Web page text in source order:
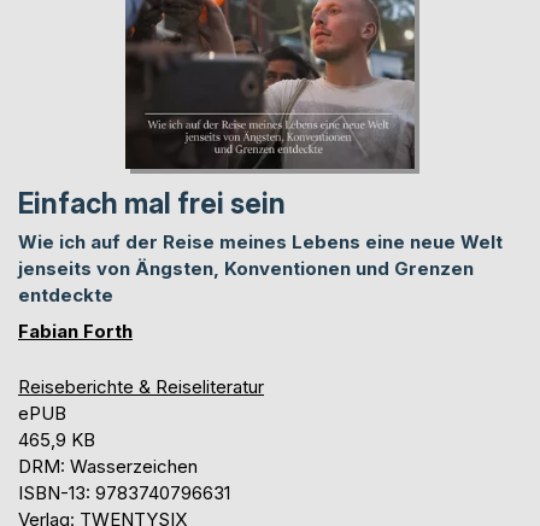
Einfach mal frei sein
Wie ich auf der Reise meines Lebens eine neue Welt
jenseits von Ängsten, Konventionen und Grenzen
entdeckte
Fabian Forth
Reiseberichte & Reiseliteratur
ePUB
465,9 KB
DRM: Wasserzeichen
ISBN-13: 9783740796631
Verlag: TWENTYSIX